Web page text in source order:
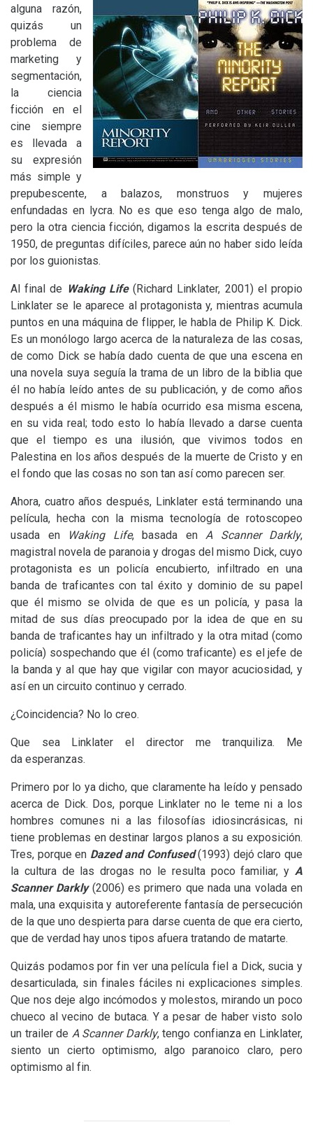
alguna razón,
quizás un
problema de
marketing y
segmentación,
la ciencia
ficción en el
cine siempre
es llevada a
su expresión
más simple y
prepubescente, a balazos, monstruos y mujeres
enfundadas en lycra. No es que eso tenga algo de malo,
pero la otra ciencia ficción, digamos la escrita después de
1950, de preguntas difíciles, parece aún no haber sido leída
por los guionistas.
Al final de Waking Life(Richard Linklater, 2001) el propio
Linklater se le aparece al protagonista y, mientras acumula
puntos en una máquina de flipper, le habla de Philip K. Dick.
Es un monólogo largo acerca de la naturaleza de las cosas,
de como Dick se había dado cuenta de que una escena en
una novela suya seguía la trama de un libro de la biblia que
él no había leído antes de su publicación, y de como años
después a él mismo le había ocurrido esa misma escena,
en su vida real; todo esto lo había llevado a darse cuenta
que el tiempo es una ilusión, que vivimos todos en
Palestina en los años después de la muerte de Cristo y en
el fondo que las cosas no son tan así como parecen ser.
Ahora, cuatro años después, Linklater está terminando una
película, hecha con la misma tecnología de rotoscopeo
usada en
Waking Life, basada en A Scanner Darkly,
magistral novela de paranoia y drogas del mismo Dick, cuyo
protagonista es un policía encubierto, infiltrado en una
banda de traficantes con tal éxito y dominio de su papel
que él mismo se olvida de que es un policía, y pasa la
mitad de sus días preocupado por la idea de que en su
banda de traficantes hay un infiltrado y la otra mitad (como
policía) sospechando que él (como traficante) es el jefe de
la banda y al que hay que vigilar con mayor acuciosidad, y
así en un circuito continuo y cerrado.
¿Coincidencia? No lo creo.
Que sea Linklater el director me tranquiliza. Me
da esperanzas.
Primero por lo ya dicho, que claramente ha leído y pensado
acerca de Dick. Dos, porque Linklater no le teme ni a los
hombres comunes ni a las filosofías idiosincrásicas, ni
tiene problemas en destinar largos planos a su exposición.
Tres, porque en Dazed and Confused(1993) dejó claro que
la cultura de las drogas no le resulta poco familiar, y A
Scanner Darkly(2006) es primero que nada una volada en
mala, una exquisita y autoreferente fantasía de persecución
de la que uno despierta para darse cuenta de que era cierto,
que de verdad hay unos tipos afuera tratando de matarte.
Quizás podamos por fin ver una película fiel a Dick, sucia y
desarticulada, sin finales fáciles ni explicaciones simples.
Que nos deje algo incómodos y molestos, mirando un poco
chueco al vecino de butaca. Y a pesar de haber visto solo
un trailer de A Scanner Darkly, tengo confianza en Linklater,
siento un cierto optimismo, algo paranoico claro, pero
optimismo al fin.